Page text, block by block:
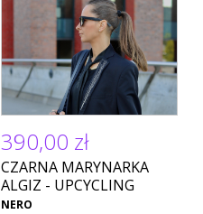
390,00 zł
CZARNA MARYNARKA
ALGIZ - UPCYCLING
NERO